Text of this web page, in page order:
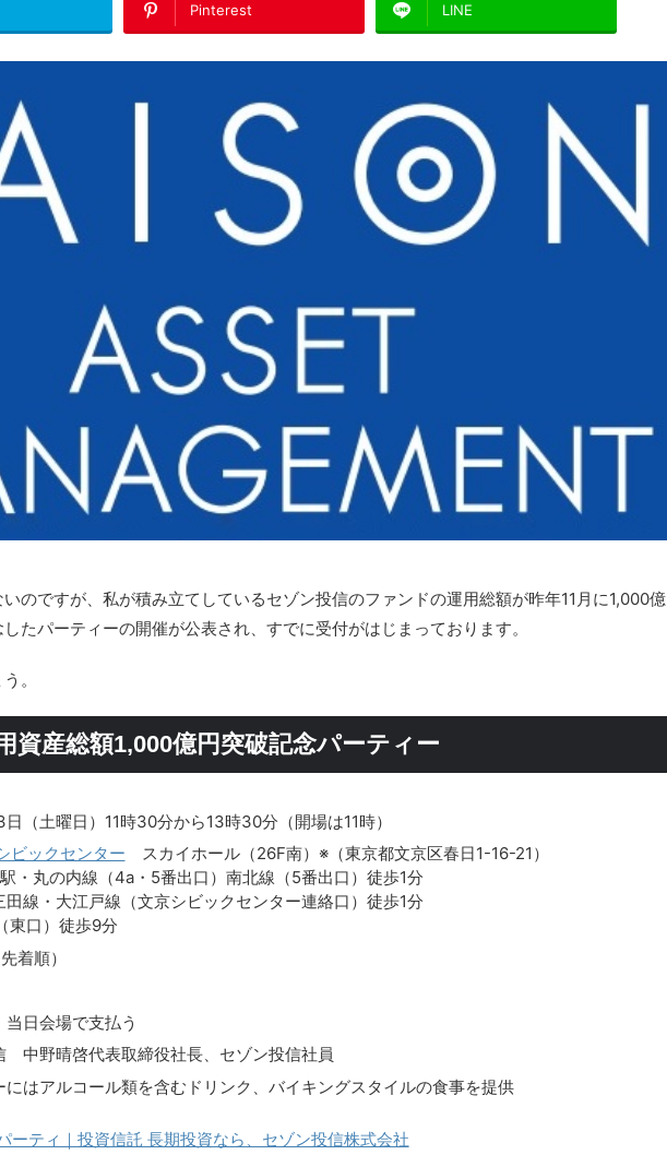
Pinterest LINE
のですが、私が積み立てしているセゾン投信のファンドの運用総額が昨年11月に1,000億
たパーティーの開催が公表され、すでに受付がはじまっております。
。
資産総額1,000億円突破記念パーティー
（土曜日）11時30分から13時30分（開場は11時）
ビックセンター スカイホール（26F南）※（東京都文京区春日1-16-21）
・丸の内線（4a・5番出口）南北線（5番出口）徒歩1分
線・大江戸線（文京シビックセンター連絡口）徒歩1分
東口）徒歩9分
着順）
日会場で支払う
中野晴啓代表取締役社長、セゾン投信社員
にはアルコール類を含むドリンク、バイキングスタイルの食事を提供
ーティ｜投資信託 長期投資なら、セゾン投信株式会社